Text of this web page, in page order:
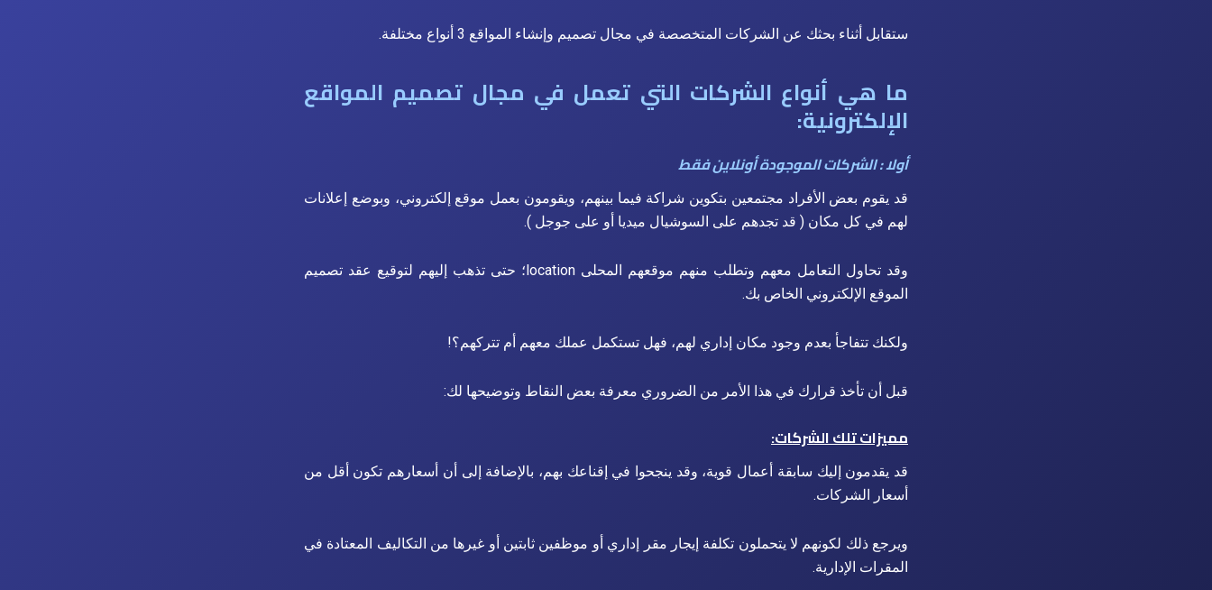
ستقابل أثناء بحثك عن الشركات المتخصصة في مجال تصميم وإنشاء المواقع 3 أنواع مختلفة.
ما هي أنواع الشركات التي تعمل في مجال تصميم المواقع
الإلكترونية:
أولا : الشركات الموجودة أونلاين فقط
قد يقوم بعض الأفراد مجتمعين بتكوين شراكة فيما بينهم، ويقومون بعمل موقع إلكتروني، وبوضع إعلانات
لهم في كل مكان ( قد تجدهم على السوشيال ميديا أو على جوجل ).
وقد تحاول التعامل معهم وتطلب منهم موقعهم المحلى location؛ حتى تذهب إليهم لتوقيع عقد تصميم
الموقع الإلكتروني الخاص بك.
ولكنك تتفاجأ بعدم وجود مكان إداري لهم، فهل تستكمل عملك معهم أم تتركهم؟!
قبل أن تأخذ قرارك في هذا الأمر من الضروري معرفة بعض النقاط وتوضيحها لك:
مميزات تلك الشركات:
قد يقدمون إليك سابقة أعمال قوية، وقد ينجحوا في إقناعك بهم، بالإضافة إلى أن أسعارهم تكون أقل من
أسعار الشركات.
ويرجع ذلك لكونهم لا يتحملون تكلفة إيجار مقر إداري أو موظفين ثابتين أو غيرها من التكاليف المعتادة في
المقرات الإدارية.